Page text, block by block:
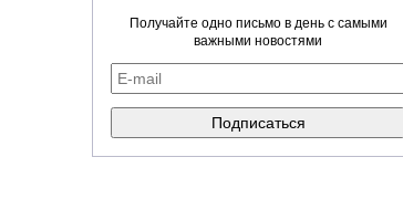
Получайте одно письмо в день с самыми
важными новостями